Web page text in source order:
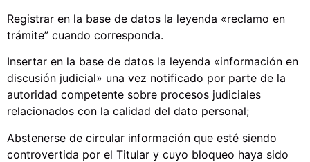
Registrar en la base de datos la leyenda «reclamo en
trámite” cuando corresponda.
Insertar en la base de datos la leyenda «información en
discusión judicial» una vez notificado por parte de la
autoridad competente sobre procesos judiciales
relacionados con la calidad del dato personal;
Abstenerse de circular información que esté siendo
controvertida por el Titular y cuyo bloqueo haya sido